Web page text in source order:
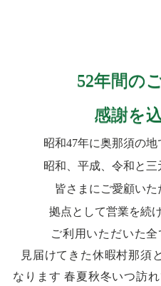
52年間の
感謝を
昭和47年に奥那須の
昭和、平成、令和と
皆さまにご愛顧いた
拠点として営業を続
ご利用いただいた​
見届けてきた休暇村那須
なります 春夏秋​冬いつ​訪